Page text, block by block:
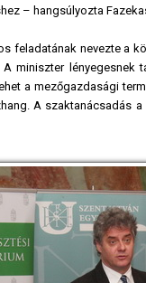
– hangsúlyozta
feladatának nevezte a
miniszter lényegesnek
a mezőgazdasági
A szaktanácsadás